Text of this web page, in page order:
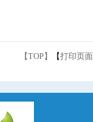
【TOP】 【打印页面